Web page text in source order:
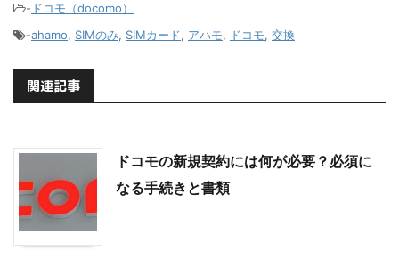
- ドコモ（docomo）
-ahamo, SIMのみ, SIMカード, アハモ, ドコモ, 交換
関連記事
ドコモの新規契約には何が必要？必須に
なる手続きと書類